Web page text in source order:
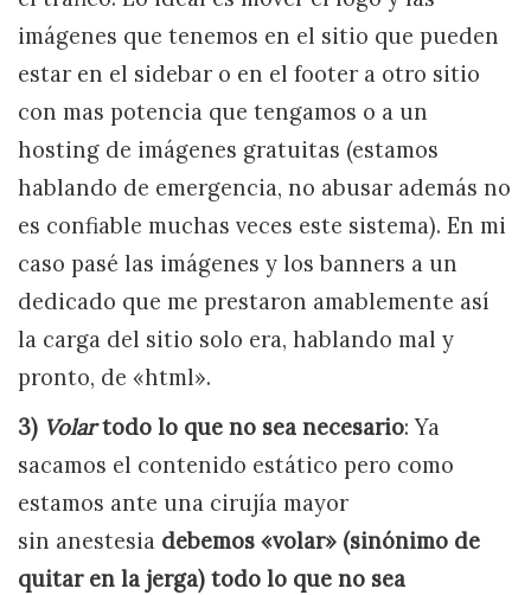
imágenes que tenemos en el sitio que pueden
estar en el sidebar o en el footer a otro sitio
con mas potencia que tengamos o a un
hosting de imágenes gratuitas (estamos
hablando de emergencia, no abusar además no
es confiable muchas veces este sistema). En mi
caso pasé las imágenes y los banners a un
dedicado que me prestaron amablemente así
la carga del sitio solo era, hablando mal y
pronto, de «html».
3) Volartodo lo que no sea necesario: Ya
sacamos el contenido estático pero como
estamos ante una cirujía mayor
sin anestesia debemos «volar» (sinónimo de
quitar en la jerga) todo lo que no sea